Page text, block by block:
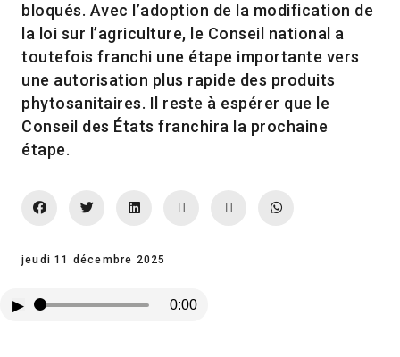
bloqués. Avec l’adoption de la modification de
la loi sur l’agriculture, le Conseil national a
toutefois franchi une étape importante vers
une autorisation plus rapide des produits
phytosanitaires. Il reste à espérer que le
Conseil des États franchira la prochaine
étape.
jeudi 11 décembre 2025
▶ 0:00